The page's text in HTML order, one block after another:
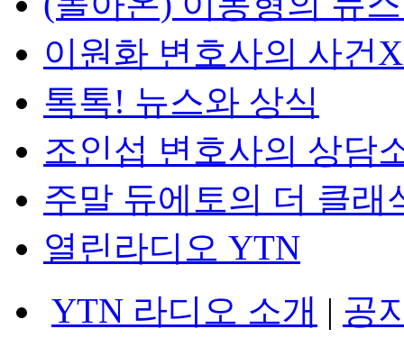
이원화 변호사의 사건
톡톡! 뉴스와 상식
조인섭 변호사의 상담
주말 듀에토의 더 클래
열린라디오 YTN
YTN 라디오 소개 | 공